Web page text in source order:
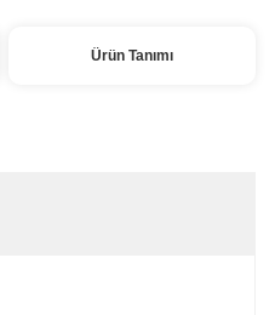
Ürün Tanımı